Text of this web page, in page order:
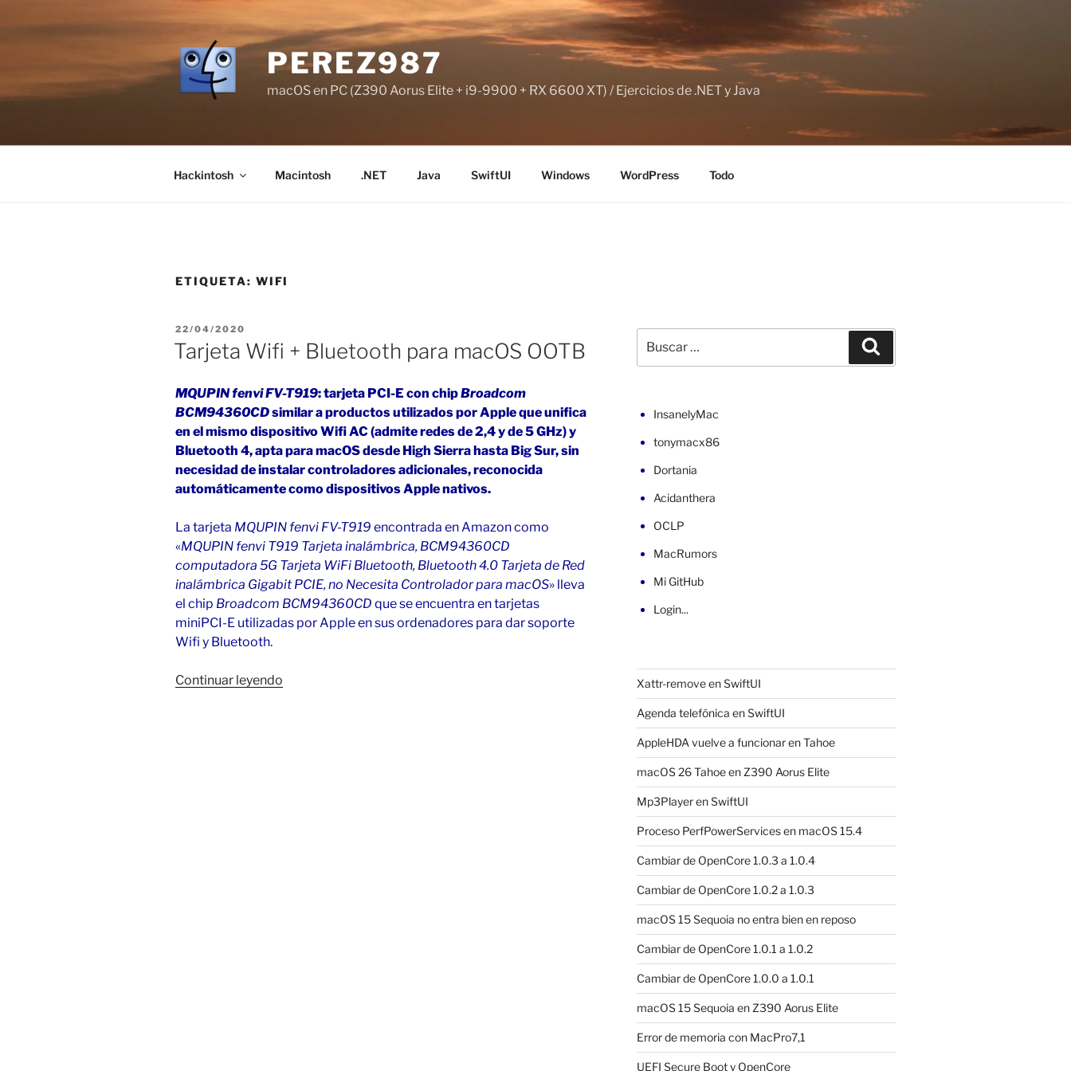
PEREZ987
macOS en PC (Z390 Aorus Elite + i9-9900 + RX 6600 XT) / Ejercicios de .NET y Java
Hackintosh Macintosh .NET Java SwiftUI Windows WordPress Todo
ETIQUETA: WIFI
PUBLICADO
EL
22/04/2020
Tarjeta Wifi + Bluetooth para macOS OOTB
MQUPIN fenvi FV-T919: tarjeta PCI-E con chipBroadcom
BCM94360CDsimilar a productos utilizados por Apple que unifica
en el mismo dispositivo Wifi AC (admite redes de 2,4 y de 5 GHz) y
Bluetooth 4, apta para macOS desde High Sierra hasta Big Sur, sin
necesidad de instalar controladores adicionales, reconocida
automáticamente como dispositivos Apple nativos.
La tarjeta MQUPIN fenvi FV-T919 encontrada en Amazon como
«MQUPIN fenvi T919 Tarjeta inalámbrica, BCM94360CD
computadora 5G Tarjeta WiFi Bluetooth, Bluetooth 4.0 Tarjeta de Red
inalámbrica Gigabit PCIE, no Necesita Controlador para macOS» lleva
el chip Broadcom BCM94360CD que se encuentra en tarjetas
miniPCI-E utilizadas por Apple en sus ordenadores para dar soporte
Wifi y Bluetooth.
Continuar leyendo
por:
InsanelyMac
tonymacx86
Dortania
Acidanthera
OCLP
MacRumors
Mi GitHub
Login...
Xattr-remove en SwiftUI
Agenda telefónica en SwiftUI
AppleHDA vuelve a funcionar en Tahoe
macOS 26 Tahoe en Z390 Aorus Elite
Mp3Player en SwiftUI
Proceso PerfPowerServices en macOS 15.4
Cambiar de OpenCore 1.0.3 a 1.0.4
Cambiar de OpenCore 1.0.2 a 1.0.3
macOS 15 Sequoia no entra bien en reposo
Cambiar de OpenCore 1.0.1 a 1.0.2
Cambiar de OpenCore 1.0.0 a 1.0.1
macOS 15 Sequoia en Z390 Aorus Elite
Error de memoria con MacPro7,1
UEFI Secure Boot y OpenCore